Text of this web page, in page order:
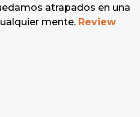
atrapados en una
mente. Review